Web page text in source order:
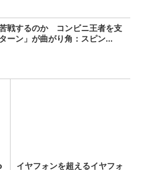
戦するのか コンビニ王者を支
ーン」が曲がり角：スピン...
イヤフォンを超えるイヤフォ